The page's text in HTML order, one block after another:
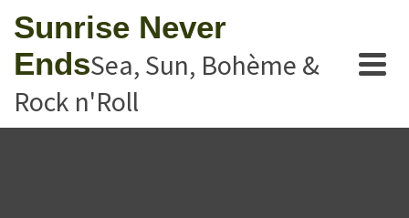
Sunrise Never
EndsSea, Sun, Bohème &
Rock n'Roll